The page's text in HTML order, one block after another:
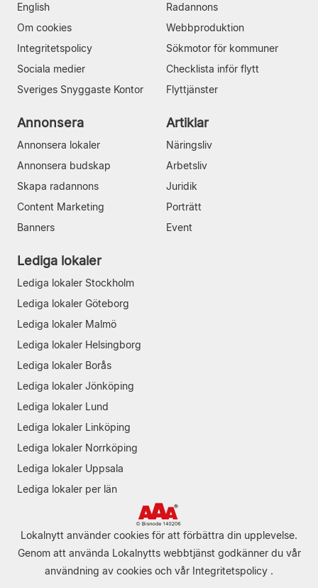
English
Om cookies
Integritetspolicy
Sociala medier
Sveriges Snyggaste Kontor
Radannons
Webbproduktion
Sökmotor för kommuner
Checklista inför flytt
Flyttjänster
Annonsera
Annonsera lokaler
Annonsera budskap
Skapa radannons
Content Marketing
Banners
Artiklar
Näringsliv
Arbetsliv
Juridik
Porträtt
Event
Lediga lokaler
Lediga lokaler Stockholm
Lediga lokaler Göteborg
Lediga lokaler Malmö
Lediga lokaler Helsingborg
Lediga lokaler Borås
Lediga lokaler Jönköping
Lediga lokaler Lund
Lediga lokaler Linköping
Lediga lokaler Norrköping
Lediga lokaler Uppsala
Lediga lokaler per län
Lokalnytt använder cookies för att förbättra din upplevelse.
Genom att använda Lokalnytts webbtjänst godkänner du vår
användning av cookies och vår Integritetspolicy .